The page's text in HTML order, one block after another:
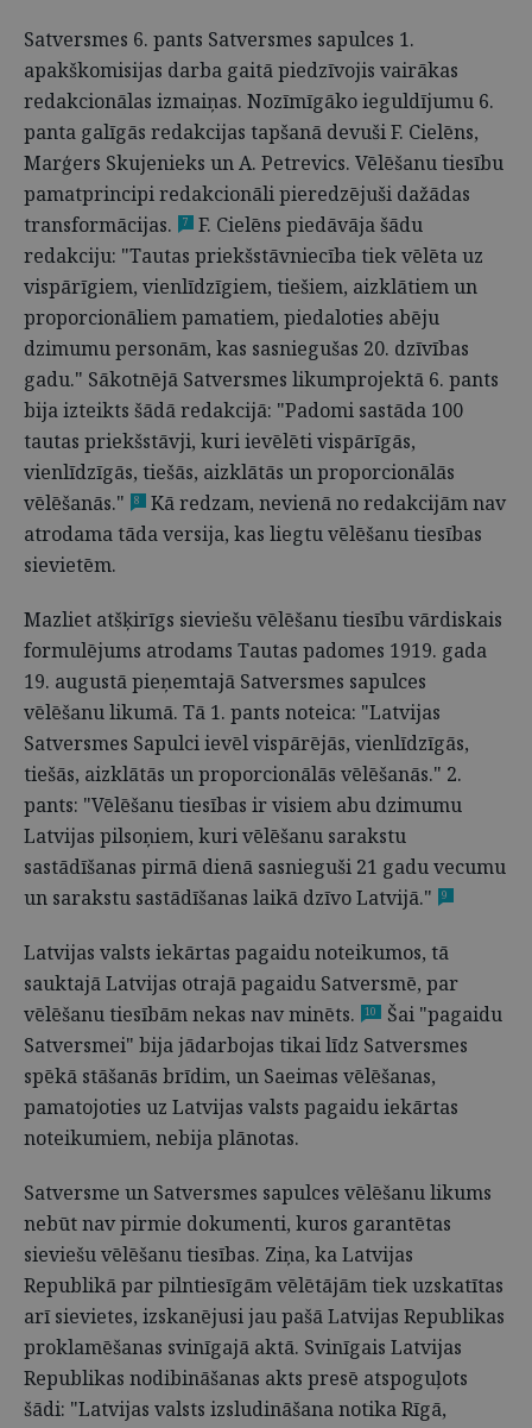
Satversmes 6. pants Satversmes sapulces 1.
apakškomisijas darba gaitā piedzīvojis vairākas
redakcionālas izmaiņas. Nozīmīgāko ieguldījumu 6.
panta galīgās redakcijas tapšanā devuši F. Cielēns,
Marģers Skujenieks un A. Petrevics. Vēlēšanu tiesību
pamatprincipi redakcionāli pieredzējuši dažādas
transformācijas.
7
F. Cielēns piedāvāja šādu
redakciju: "Tautas priekšstāvniecība tiek vēlēta uz
vispārīgiem, vienlīdzīgiem, tiešiem, aizklātiem un
proporcionāliem pamatiem, piedaloties abēju
dzimumu personām, kas sasniegušas 20. dzīvības
gadu." Sākotnējā Satversmes likumprojektā 6. pants
bija izteikts šādā redakcijā: "Padomi sastāda 100
tautas priekšstāvji, kuri ievēlēti vispārīgās,
vienlīdzīgās, tiešās, aizklātās un proporcionālās
vēlēšanās."
8
Kā redzam, nevienā no redakcijām nav
atrodama tāda versija, kas liegtu vēlēšanu tiesības
sievietēm.
Mazliet atšķirīgs sieviešu vēlēšanu tiesību vārdiskais
formulējums atrodams Tautas padomes 1919. gada
19. augustā pieņemtajā Satversmes sapulces
vēlēšanu likumā. Tā 1. pants noteica: "Latvijas
Satversmes Sapulci ievēl vispārējās, vienlīdzīgās,
tiešās, aizklātās un proporcionālās vēlēšanās." 2.
pants: "Vēlēšanu tiesības ir visiem abu dzimumu
Latvijas pilsoņiem, kuri vēlēšanu sarakstu
sastādīšanas pirmā dienā sasnieguši 21 gadu vecumu
un sarakstu sastādīšanas laikā dzīvo Latvijā."
9
Latvijas valsts iekārtas pagaidu noteikumos, tā
sauktajā Latvijas otrajā pagaidu Satversmē, par
vēlēšanu tiesībām nekas nav minēts.
10
Šai "pagaidu
Satversmei" bija jādarbojas tikai līdz Satversmes
spēkā stāšanās brīdim, un Saeimas vēlēšanas,
pamatojoties uz Latvijas valsts pagaidu iekārtas
noteikumiem, nebija plānotas.
Satversme un Satversmes sapulces vēlēšanu likums
nebūt nav pirmie dokumenti, kuros garantētas
sieviešu vēlēšanu tiesības. Ziņa, ka Latvijas
Republikā par pilntiesīgām vēlētājām tiek uzskatītas
arī sievietes, izskanējusi jau pašā Latvijas Republikas
proklamēšanas svinīgajā aktā. Svinīgais Latvijas
Republikas nodibināšanas akts presē atspoguļots
šādi: "Latvijas valsts izsludināšana notika Rīgā,